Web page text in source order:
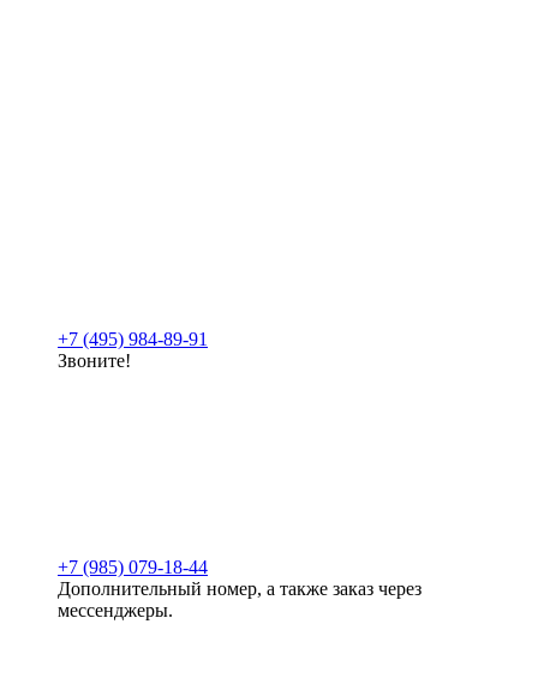
+7 (495) 984-89-91
Звоните!
+7 (985) 079-18-44
Дополнительный номер, а также заказ через
мессенджеры.